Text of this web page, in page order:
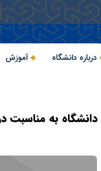
درباره دانشگاه آموزش
به مناسبت